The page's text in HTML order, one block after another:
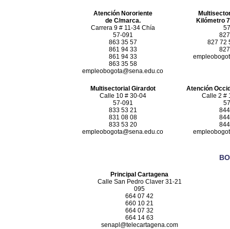
Atención Nororiente
de C/marca.
Carrera 9 # 11-34 Chía
57-091
863 35 57
861 94 33
861 94 33
863 35 58
empleobogota@sena.edu.co
Kilómetro
827 72
Multisectorial Girardot
Calle 10 # 30-04
57-091
833 53 21
831 08 08
833 53 20
empleobogota@sena.edu.co
Atención
Calle 2 #
Principal Cartagena
Calle San Pedro Claver 31-21
095
664 07 42
660 10 21
664 07 32
664 14 63
senapl@telecartagena.com